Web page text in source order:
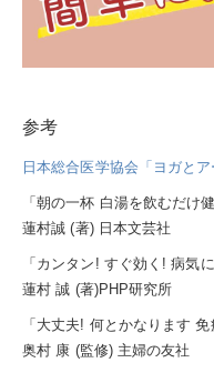
参考
日本総合医学協会「ヨガと
「朝の一杯 白湯を飲むだけ
蓮村誠 (著) 日本文芸社
「カンタン! すぐ効く! 病気
蓮村 誠 (著)PHP研究所
「大丈夫! 何とかなります 免
奥村 康 (監修) 主婦の友社